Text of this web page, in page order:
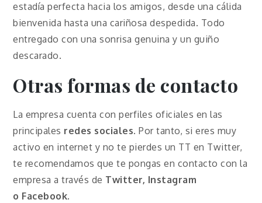
estadía perfecta hacia los amigos, desde una cálida
bienvenida hasta una cariñosa despedida. Todo
entregado con una sonrisa genuina y un guiño
descarado.
Otras formas de contacto
La empresa cuenta con perfiles oficiales en las
principales redes sociales. Por tanto, si eres muy
activo en internet y no te pierdes un TT en Twitter,
te recomendamos que te pongas en contacto con la
empresa a través de Twitter, Instagram
o Facebook.